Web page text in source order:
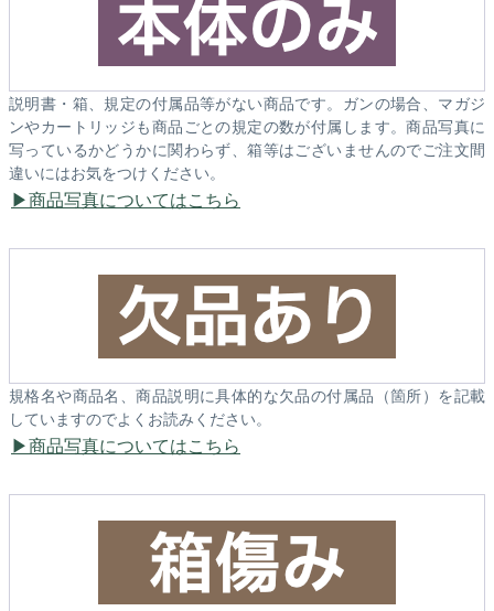
説明書・箱、規定の付属品等がない商品です。ガンの場合、マガジ
ンやカートリッジも商品ごとの規定の数が付属します。商品写真に
写っているかどうかに関わらず、箱等はございませんのでご注文間
違いにはお気をつけください。
商品写真についてはこちら
規格名や商品名、商品説明に具体的な欠品の付属品（箇所）を記載
していますのでよくお読みください。
商品写真についてはこちら